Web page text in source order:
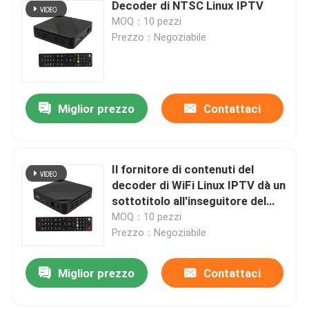
Decoder di NTSC Linux IPTV
MOQ：10 pezzi
Prezzo：Negoziabile
Miglior prezzo Contattaci
Il fornitore di contenuti del
decoder di WiFi Linux IPTV dà un
sottotitolo all'inseguitore del
giocatore di Iptv
MOQ：10 pezzi
Prezzo：Negoziabile
Miglior prezzo Contattaci